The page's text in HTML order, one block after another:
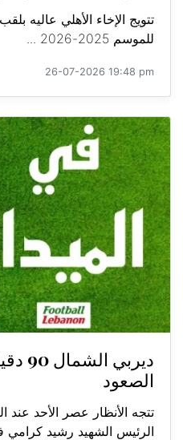
تتويج الإخاء الأهلي عاليه
للموسم 2025-2026 ...
26-07-2026 19:48 pm
الصعود
تتجه الأنظار عصر الأحد
الرئيس الشهيد رشيد